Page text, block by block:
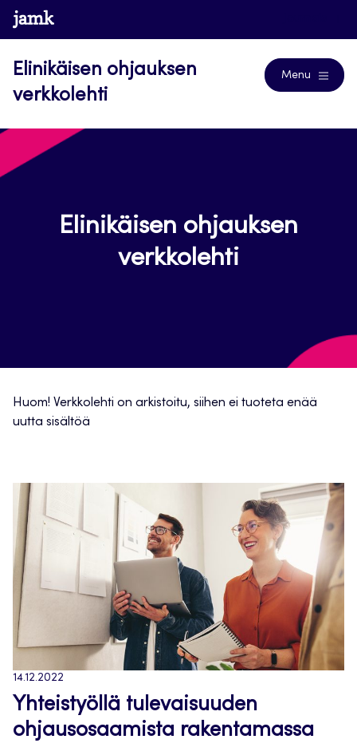
Siirry
suoraan
www.jamk.fi
Elinikäisen ohjauksen
verkkolehti
Menu
Elinikäisen ohjauksen
verkkolehti
Huom! Verkkolehti on arkistoitu, siihen ei tuoteta enää
uutta sisältöä
14.12.2022
Yhteistyöllä tulevaisuuden
ohjausosaamista rakentamassa